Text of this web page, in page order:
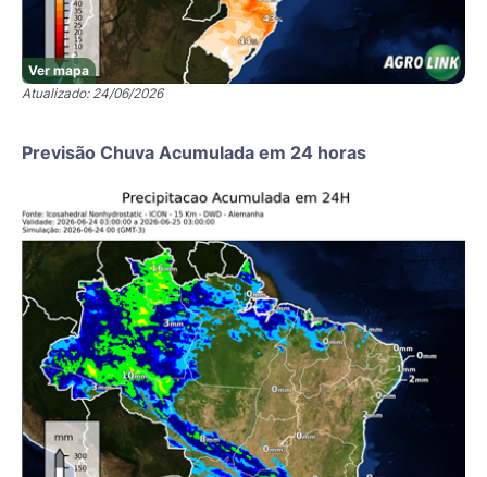
Ver mapa
Atualizado: 24/06/2026
Previsão Chuva Acumulada em 24 horas